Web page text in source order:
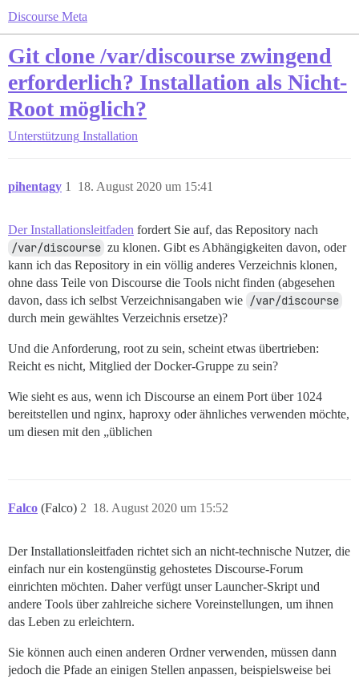
Discourse Meta
Git clone /var/discourse zwingend
erforderlich? Installation als Nicht-
Root möglich?
Unterstützung Installation
pihentagy 18. August 2020 um 15:41
1
Der Installationsleitfaden fordert Sie auf, das Repository nach
/var/discourse zu klonen. Gibt es Abhängigkeiten davon, oder
kann ich das Repository in ein völlig anderes Verzeichnis klonen,
ohne dass Teile von Discourse die Tools nicht finden (abgesehen
davon, dass ich selbst Verzeichnisangaben wie /var/discourse
durch mein gewähltes Verzeichnis ersetze)?
Und die Anforderung, root zu sein, scheint etwas übertrieben:
Reicht es nicht, Mitglied der Docker-Gruppe zu sein?
Wie sieht es aus, wenn ich Discourse an einem Port über 1024
bereitstellen und nginx, haproxy oder ähnliches verwenden möchte,
um diesen mit den „üblichen
Falco (Falco) 18. August 2020 um 15:52
2
Der Installationsleitfaden richtet sich an nicht-technische Nutzer, die
einfach nur ein kostengünstig gehostetes Discourse-Forum
einrichten möchten. Daher verfügt unser Launcher-Skript und
andere Tools über zahlreiche sichere Voreinstellungen, um ihnen
das Leben zu erleichtern.
Sie können auch einen anderen Ordner verwenden, müssen dann
jedoch die Pfade an einigen Stellen anpassen, beispielsweise bei